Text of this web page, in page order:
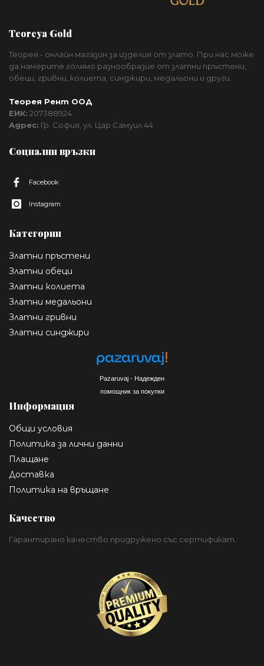
Teoreya Gold
Теорея - онлайн магазин за изделия от злато. При нас може
да намерите голямо разнообразие от златни пръстени,
обеци, гривни, колиета, синджири, медальони и други.
Теорея Рент ООД
ЕИК: 207388924
Адрес: Гр. София, ул. Цар Самуил 44
Социални връзки
Facebook
Instagram
Категории
Златни пръстени
Златни обеци
Златни колиета
Златни медальони
Златни гривни
Златни синджири
Pazaruvaj - Надежден
помощник за покупки
Информация
Общи условия
Политика за лични данни
Плащане
Доставка
Политика на връщане
Качество
Гарантирано качество придружено със сертификат.